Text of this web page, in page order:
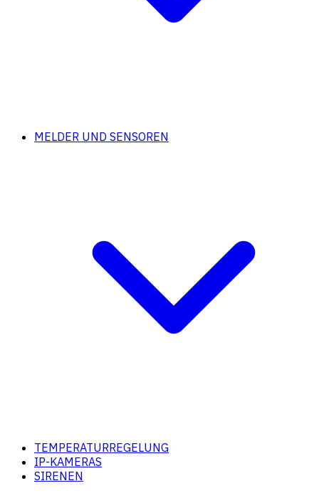
MELDER UND SENSOREN
TEMPERATURREGELUNG
IP-KAMERAS
SIRENEN